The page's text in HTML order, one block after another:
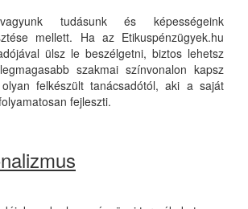
tudásunk és képességeink
mellett. Ha az Etikuspénzügyek.hu
ülsz le beszélgetni, biztos lehetsz
szakmai színvonalon kapsz
felkészült tanácsadótól, aki a saját
fejleszti.